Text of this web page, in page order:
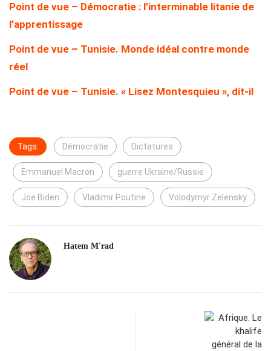
Point de vue – Démocratie : l’interminable litanie de
l’apprentissage
Point de vue – Tunisie. Monde idéal contre monde
réel
Point de vue – Tunisie. « Lisez Montesquieu », dit-il
Tags: Démocratie Dictatures
Emmanuel Macron guerre Ukraine/Russie
Joe Biden Vladimir Poutine Volodymyr Zelensky
Hatem M'rad